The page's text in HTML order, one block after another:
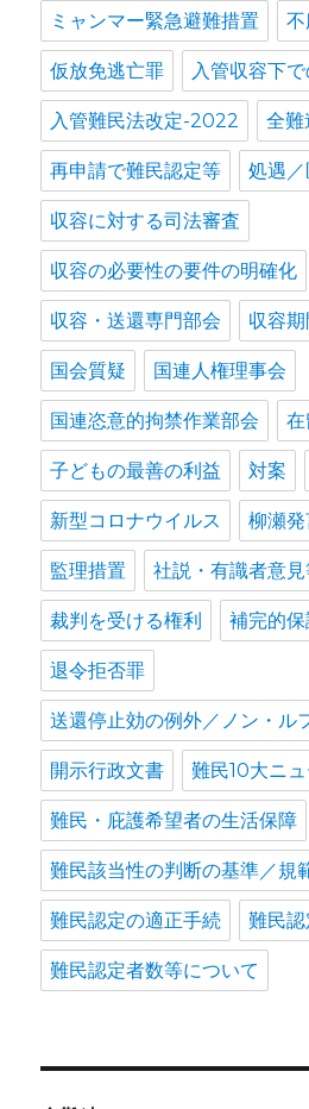
ミャンマー緊急避難措置
仮放免逃亡罪 入管収容下
入管難民法改定-2022 全難
再申請で難民認定等 処遇
収容に対する司法審査
収容の必要性の要件の明確化
収容・送還専門部会 収容
国会質疑 国連人権理事会
国連恣意的拘禁作業部会
子どもの最善の利益 対案
新型コロナウイルス 柳瀬
監理措置 社説・有識者意
裁判を受ける権利 補完的
退令拒否罪
送還停止効の例外／ノン・ル
開示行政文書 難民10大ニ
難民・庇護希望者の生活保障
難民該当性の判断の基準／規
難民認定の適正手続 難民
難民認定者数等について